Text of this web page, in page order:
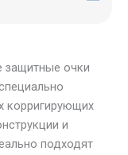
защитные очки
корригирующих
и
подходят